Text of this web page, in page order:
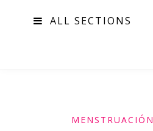
ALL SECTIONS
MENSTRUACIÓN